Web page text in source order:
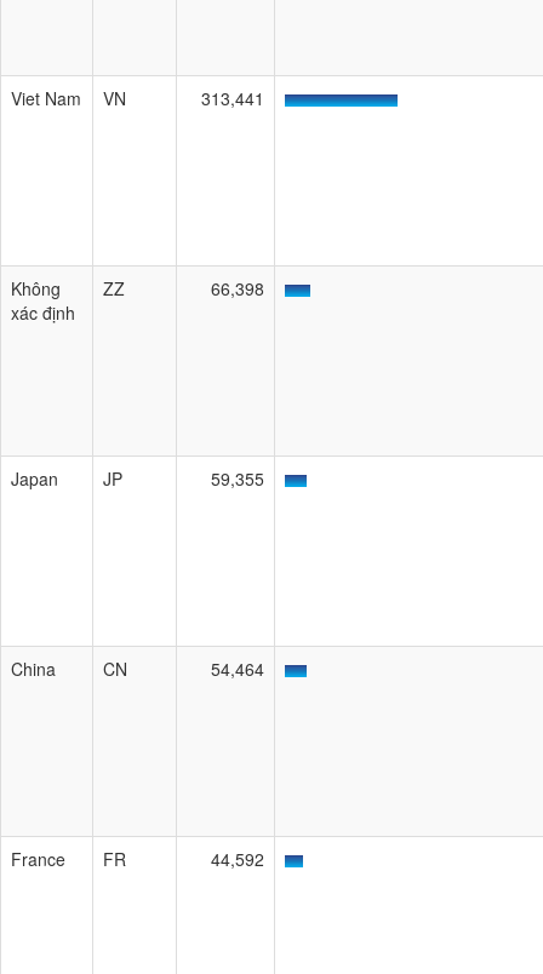
Viet Nam VN 313,441
Không
xác định
ZZ 66,398
Japan JP 59,355
China CN 54,464
France FR 44,592